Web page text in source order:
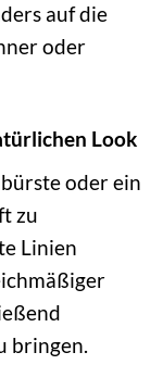
auf die
oder
Look
oder ein
zu
Linien
bringen.